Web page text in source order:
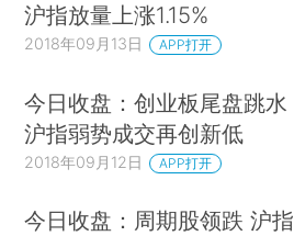
沪指放量上涨1.15%
2018年09月13日 APP打开
今日收盘：创业板尾盘跳水
沪指弱势成交再创新低
2018年09月12日 APP打开
今日收盘：周期股领跌 沪指